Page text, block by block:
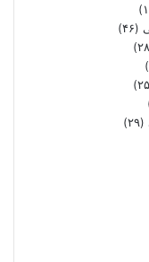
(۴۶)
(۲۹)